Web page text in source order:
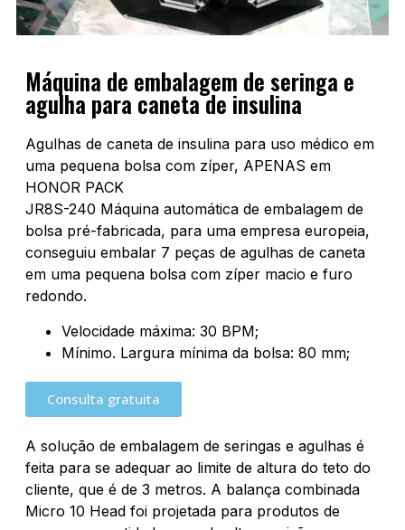
Máquina de embalagem de seringa e
agulha para caneta de insulina
Agulhas de caneta de insulina para uso médico em
uma pequena bolsa com zíper, APENAS em
HONOR PACK
JR8S-240 Máquina automática de embalagem de
bolsa pré-fabricada, para uma empresa europeia,
conseguiu embalar 7 peças de agulhas de caneta
em uma pequena bolsa com zíper macio e furo
redondo.
Velocidade máxima: 30 BPM;
Mínimo. Largura mínima da bolsa: 80 mm;
Consulta gratuita
A solução de embalagem de seringas e agulhas é
feita para se adequar ao limite de altura do teto do
cliente, que é de 3 metros. A balança combinada
Micro 10 Head foi projetada para produtos de